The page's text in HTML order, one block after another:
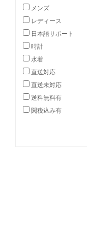
メンズ
レディース
日本語サポート
時計
水着
直送対応
直送未対応
送料無料有
関税込み有